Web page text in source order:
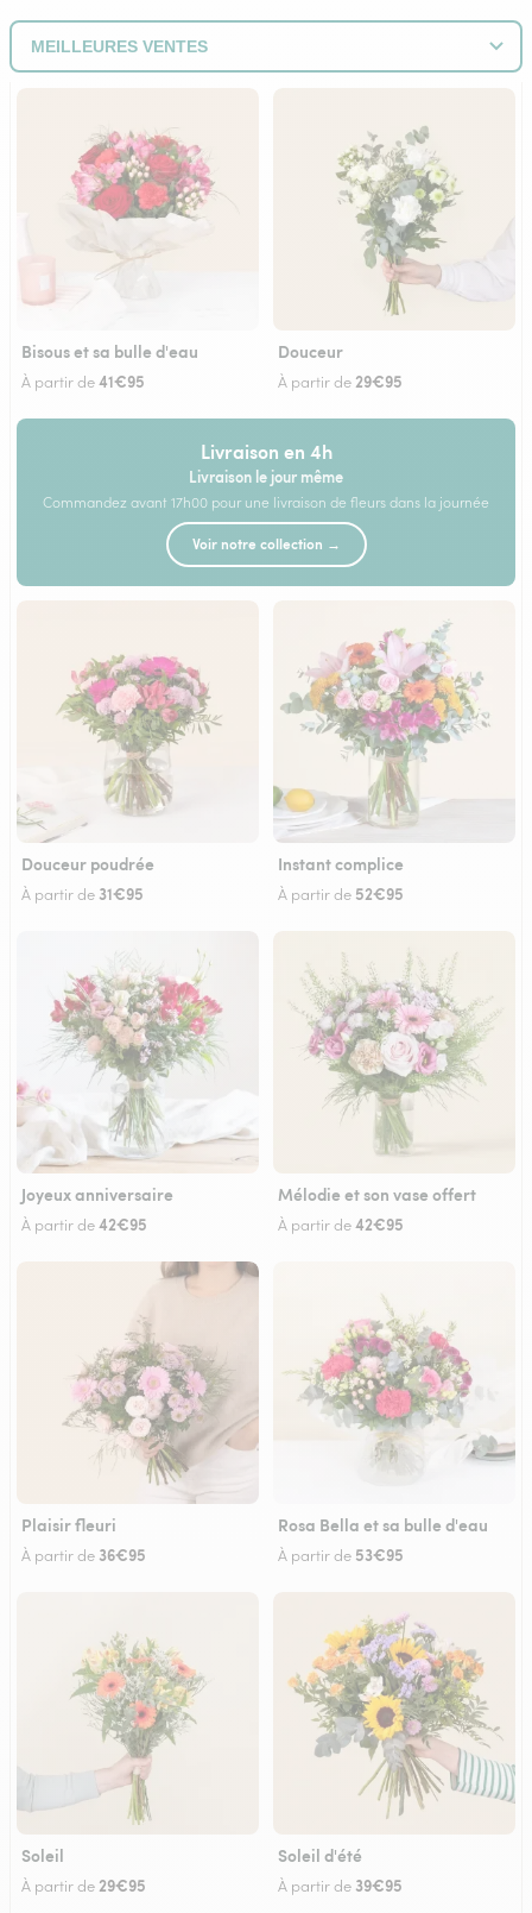
Bisous et sa bulle d'eau
À partir de41€95
Douceur
À partir de 29€95
Livraison en 4h
Livraison le jour même
Commandez avant 17h00 pour une livraison de fleurs dans la journée
Voir notre collection →
Douceur poudrée
À partir de 31€95
Instant complice
À partir de 52€95
Joyeux anniversaire
À partir de42€95
Mélodie et son vase offert
À partir de42€95
Plaisir fleuri
À partir de 36€95
Rosa Bella et sa bulle d'eau
À partir de 53€95
Soleil
À partir de29€95
Soleil d'été
À partir de 39€95